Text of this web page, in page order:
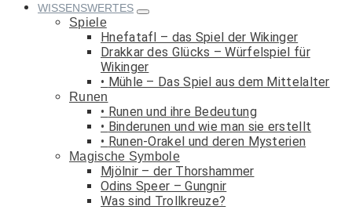
WISSENSWERTES
Spiele
Hnefatafl – das Spiel der Wikinger
Drakkar des Glücks – Würfelspiel für
Wikinger
Mühle – Das Spiel aus dem Mittelalter
Runen
Runen und ihre Bedeutung
Binderunen und wie man sie erstellt
Runen-Orakel und deren Mysterien
Magische Symbole
Mjölnir – der Thorshammer
Odins Speer – Gungnir
Was sind Trollkreuze?